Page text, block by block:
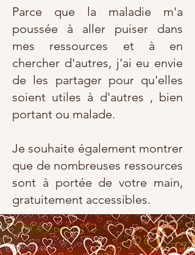
Parce que la maladie m'a
poussée à aller puiser dans
mes ressources et à en
chercher d'autres, j'ai eu envie
de les partager pour qu'elles
soient utiles à d'autres , bien
portant ou malade.
Je souhaite également montrer
que de nombreuses ressources
sont à portée de votre main,
gratuitement accessibles.